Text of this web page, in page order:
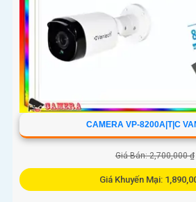
CAMERA VP-8200A|T|C
Giá Bán: 2,700,000 ₫
Giá Khuyến Mại: